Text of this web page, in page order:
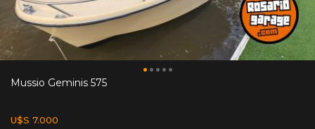
Mussio Geminis 575
U$S 7.000